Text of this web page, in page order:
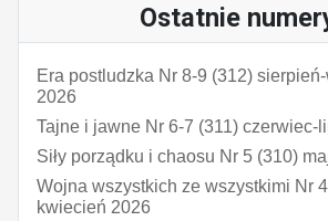
Ostatnie
Era postludzka Nr 8-9 (312)
2026
Tajne i jawne Nr 6-7 (311) czerwiec-
Siły porządku i chaosu Nr 5 (310)
Wojna wszystkich ze wszystkimi Nr
kwiecień 2026